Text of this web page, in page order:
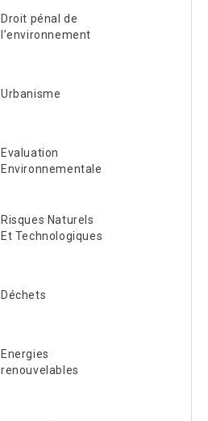
Droit pénal de
l’environnement
Urbanisme
Evaluation
Environnementale
Risques Naturels
Et Technologiques
Déchets
Energies
renouvelables